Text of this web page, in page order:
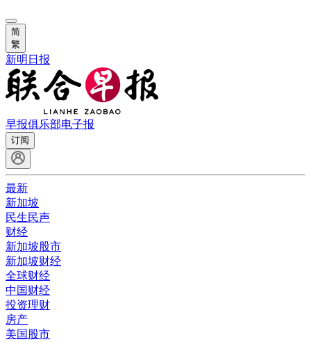
简
繁
新明日报
早报俱乐部电子报
订阅
最新
新加坡
民生民声
财经
新加坡股市
新加坡财经
全球财经
中国财经
投资理财
房产
美国股市